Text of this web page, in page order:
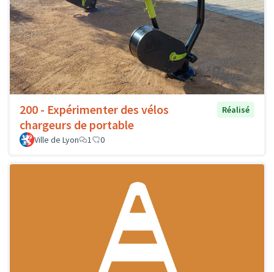
200 - Expérimenter des vélos
chargeurs de portable
Réalisé
Ville de Lyon 1 0